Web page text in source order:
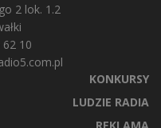
2 lok. 1.2
10
KONKURSY
LUDZIE RADIA